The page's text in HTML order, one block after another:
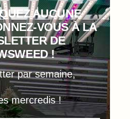
AUCUNE
VOUS À LA
DE
!
par semaine,
mercredis !